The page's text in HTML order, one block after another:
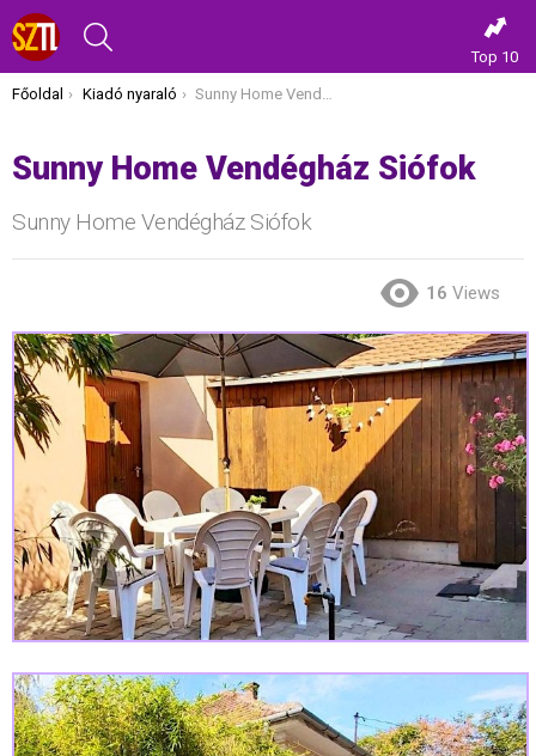
Top 10
Itt vagy most:
Főoldal Kiadó nyaraló Sunny Home Vendégház Siófok
Sunny Home Vendégház Siófok
Sunny Home Vendégház Siófok
16 Views